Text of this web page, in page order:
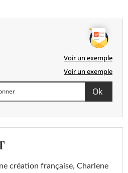
Voir un exemple
Voir un exemple
création française, Charlene